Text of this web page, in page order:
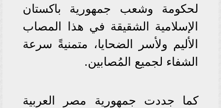
لحكومة وشعب جمهورية باكستان
الإسلامية الشقيقة في هذا المصاب
الأليم ولأسر الضحايا، متمنيةً سرعة
الشفاء لجميع المُصابين.
كما جددت جمهورية مصر العربية